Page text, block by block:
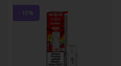
-10%